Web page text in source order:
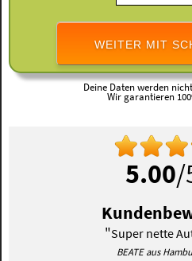
WEITER MIT
Deine Daten werden
Wir garantieren
5.00/
"Super nette
BEATE aus